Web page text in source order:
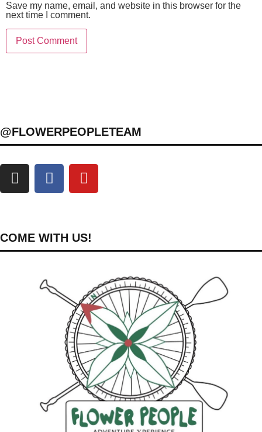
Save my name, email, and website in this browser for the
next time I comment.
@FLOWERPEOPLETEAM
COME WITH US!